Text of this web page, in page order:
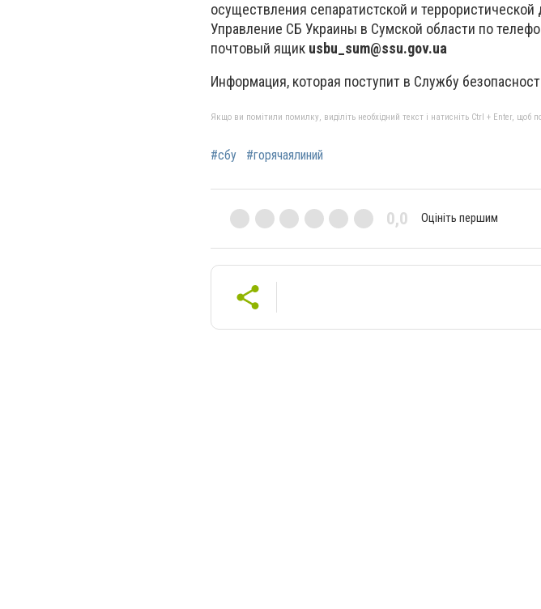
осуществления сепаратистской и
Управление СБ Украины в Сумской области по
почтовый ящик usbu_sum@ssu.gov.ua
Информация, которая поступит в Службу
Якщо ви помітили помилку, виділіть необхідний текст і натисніть Ctrl + Enter, щоб
#сбу #горячаялиний
0,0 Оцініть першим